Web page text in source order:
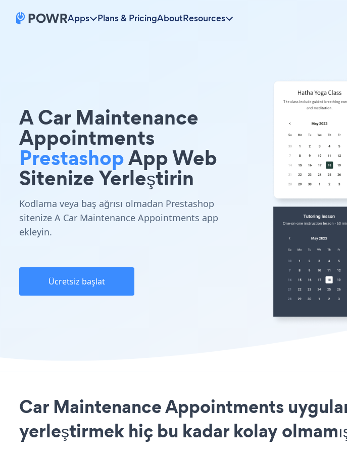
Apps Plans & PricingAboutResources
A Car Maintenance
Appointments
PrestashopApp Web
Sitenize Yerleştirin
Kodlama veya baş ağrısı olmadan Prestashop
sitenize A Car Maintenance Appointments app
ekleyin.
Ücretsiz başlat
Car Maintenance Appointments
yerleştirmek hiç bu kadar kolay